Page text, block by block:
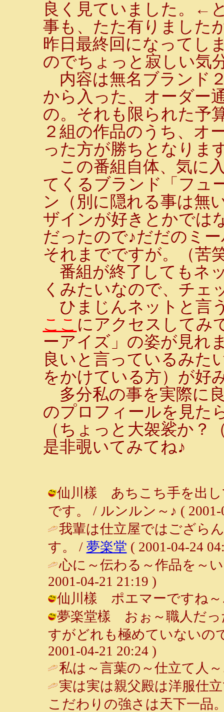
良く見ていました。←
事も、たた有りました
昨日最終回になってし
のでちょっと寂しい気
内容は無名ブランド
から入った、オーダー
の。それも限られた予
２組の作品のうち、オ
った方が勝ちとなりま
この番組自体、気に
てくるブランド「フュ
ン（別に隠れる事は無
ザインが好きとかでは
だったので♪だだのミ
それまでですが。（苦
番組が終了してもネ
くみたいなので、チェ
ひまじんネットと言
ここ にアクセスしてみ
ーアイズ」の姿が見れ
良いと言っているみた
をかけている方）が好
多分私の事を実際に
のプロフィールを見た
（ちょっと大袈裟か？
是非覗いてみてね♪
仙川樣 あちこち手を出し
です。 / ルンルン～♪ ( 2001-
我輩は仕立屋ではござら
す。 / 夢楽堂 ( 2001-04-24
心に～伝わる～作品を～
2001-04-21 21:19 )
仙川樣 ポエマーですね～
夢楽堂樣 おぉ～職人だっ
すがどれも極めていないの
2001-04-21 20:24 )
私は～言葉の～仕立て
実は実は親父殿は洋服仕
こだわりの強さは天下一品